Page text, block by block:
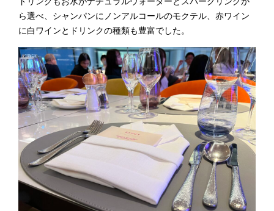
ら選べ、シャンパンにノンアルコールのモクテル、赤ワイン
に白ワインとドリンクの種類も豊富でした。